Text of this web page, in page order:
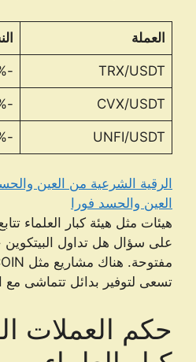
العملة
TRX/USDT
-0.05%
CVX/USDT
-35.04%
UNFI/USDT
-11.97%
الرقية الشرعية من العين
العين والحسد فورا
هيئات مثل هيئة كبار العلماء
على سؤال هل تداول البيتكوين
تسعى لتوفير بدائل تتماشى مع
حكم العملات